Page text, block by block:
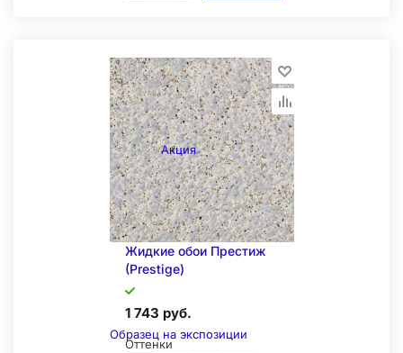
Акция
Образец на экспозиции
Жидкие обои Престиж
(Prestige)
1 743 руб.
Оттенки